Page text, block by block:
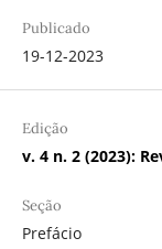
Publicado
19-12-2023
Edição
v. 4 n. 2 (2023):
Seção
Prefácio